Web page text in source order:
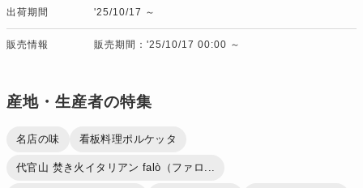
出荷期間 '25/10/17 ～
販売情報 販売期間：'25/10/17 00:00 ～
産地・生産者の特集
名店の味 看板料理ポルケッタ
代官山 焚き火イタリアン falò（ファロ...